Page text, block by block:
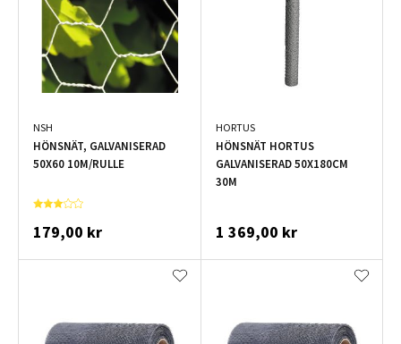
NSH
HÖNSNÄT, GALVANISERAD
50X60 10M/RULLE
179,00 kr
HORTUS
HÖNSNÄT HORTUS
GALVANISERAD 50X180CM
30M
1 369,00 kr